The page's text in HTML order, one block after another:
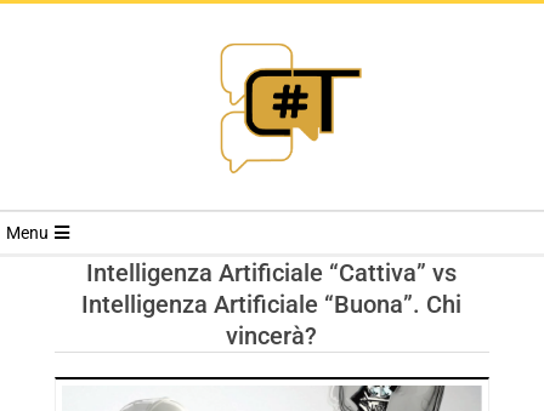
RIVISTA
TRENDS
Menu
Intelligenza Artificiale “Cattiva” vs
Intelligenza Artificiale “Buona”. Chi
vincerà?